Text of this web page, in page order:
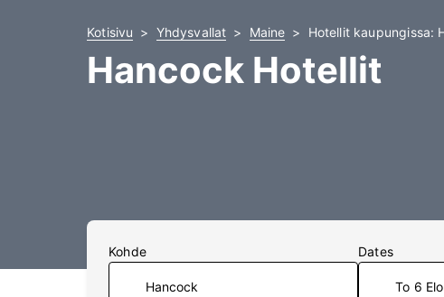
Kotisivu Yhdysvallat Maine Hotellit kaupungissa:
Hancock Hotellit
Kohde Dates
To 6